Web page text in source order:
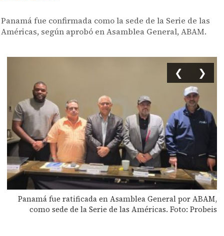
Panamá fue confirmada como la sede de la Serie de las
Américas, según aprobó en Asamblea General, ABAM.
Panamá fue ratificada en Asamblea General por ABAM,
como sede de la Serie de las Américas. Foto: Probeis
❮ ❯